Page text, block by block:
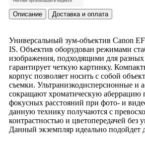
Описание Доставка и оплата
Универсальный зум-объектив Canon
IS. Объектив оборудован режимами
изображения, подходящими для
гарантирует четкую картинку.
корпус позволяет носить с собой
съемки. Ультранизкодисперсионные и
сокращают хроматическую аберрацию
фокусных расстояний при фото- и
данную технику получаются с
контрастностью и цветопередачей без
Данный экземпляр идеально подойдет